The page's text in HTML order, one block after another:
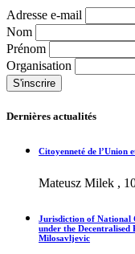
Adresse e-mail
Nom
Prénom
Organisation
Dernières actualités
Citoyenneté de l’Union
Mateusz Milek ,
Jurisdiction of National
under the Decentralised
Milosavljevic